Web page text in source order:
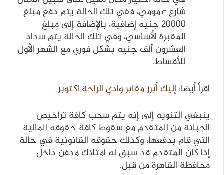
شارع عمومي، ففي تلك الحالة يتم دفع مبلغ
20000 جنيه إضافية، بالإضافة إلى مبلغ
المقبرة الأساسي، وفي تلك الحالة يتم سداد
العشرون ألف جنيه بشكل فوري مع الشهر الأول
للأقساط.
اقرأ أيضا:إليك أبرز مقابر وادي الراحة اكتوبر
ينبغي التنويه إلى إنه يتم سحب كافة تراخيص
الجبانة من المتقدم مع سقوط كافة حقوقه المالية
التي قام بدفعها، وكذلك حقوقه القانونية في حالة
إذا كان المتقدم قد سبق له امتلاك مدفن داخل
محافظة القاهرة من قبل.